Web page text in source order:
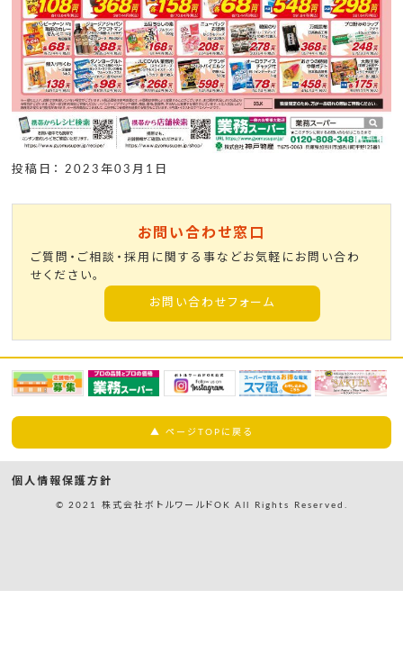
投稿日： 2023年03月1日
お問い合わせ窓口
ご質問・ご相談・採用に関する事などお気軽にお問い合わ
せください。
お問い合わせフォーム
▲ ページTOPに戻る
個人情報保護方針
© 2021 株式会社ボトルワールドOK All Rights Reserved.